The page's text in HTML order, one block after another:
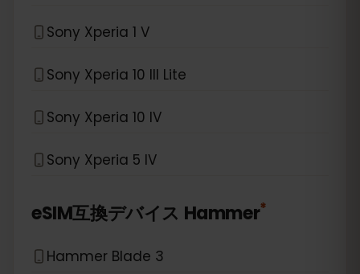
Sony Xperia 1 V
Sony Xperia 10 III Lite
Sony Xperia 10 IV
Sony Xperia 5 IV
eSIM互換デバイス Hammer*
Hammer Blade 3